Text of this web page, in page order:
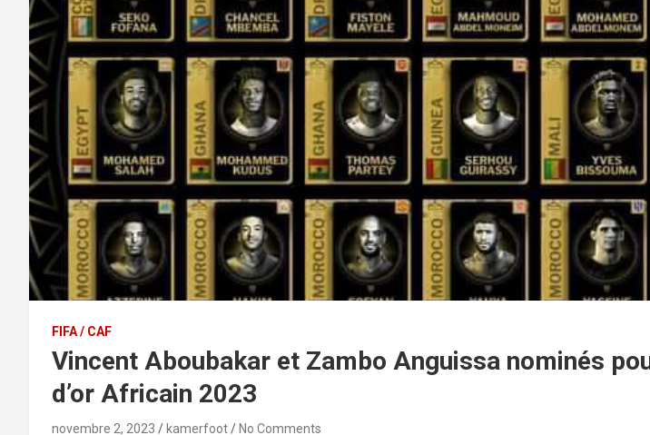
FIFA / CAF
Vincent Aboubakar et Zambo Anguissa nominés
d’or Africain 2023
novembre 2, 2023 kamerfoot No Comments